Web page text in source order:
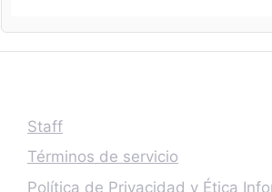
Staff
Términos de servicio
Política de Privacidad y Ética